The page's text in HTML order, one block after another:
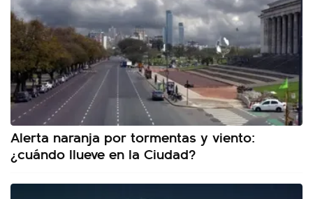
Alerta naranja por tormentas y viento:
¿cuándo llueve en la Ciudad?